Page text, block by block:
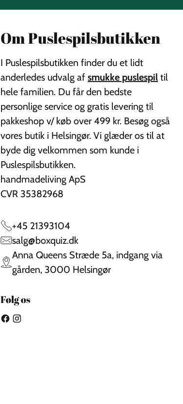
Om Puslespilsbutikken
I Puslespilsbutikken finder du et lidt
anderledes udvalg afsmukke puslespil til
hele familien. Du får den bedste
personlige service og gratis levering til
pakkeshop v/ køb over 499 kr. Besøg også
vores butik i Helsingør. Vi glæder os til at
byde dig velkommen som kunde i
Puslespilsbutikken.
handmadeliving ApS
CVR 35382968
+45 21393104
salg@boxquiz.dk
Anna Queens Stræde 5a, indgang via
gården, 3000 Helsingør
Følg os